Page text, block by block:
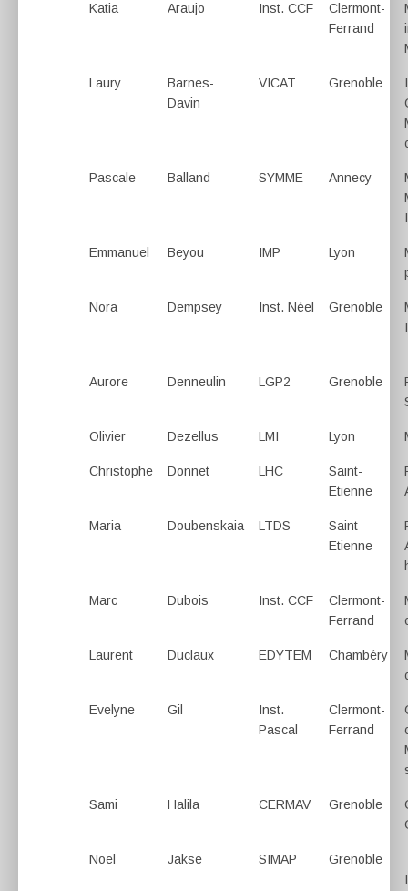
Katia Araujo Inst. CCF
Clermont-
Ferrand
Laury
Barnes-
Davin
VICAT Grenoble
Pascale Balland SYMME Annecy
Emmanuel Beyou IMP Lyon
Nora Dempsey Inst. Néel Grenoble
Aurore Denneulin LGP2 Grenoble
Olivier Dezellus LMI Lyon
Christophe Donnet LHC
Saint-
Etienne
Maria Doubenskaia LTDS
Saint-
Etienne
Marc Dubois Inst. CCF
Clermont-
Ferrand
Laurent Duclaux EDYTEM Chambéry
Evelyne Gil
Inst.
Pascal
Clermont-
Ferrand
Sami Halila CERMAV Grenoble
Noël Jakse SIMAP Grenoble